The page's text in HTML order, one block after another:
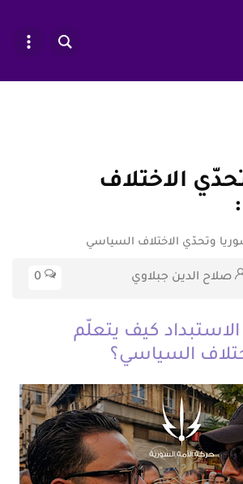
الاختلاف
وتحدّي الاختلاف السياسي
صلاح الدين جبلاوي
كيف يتعلّم
السياسي؟